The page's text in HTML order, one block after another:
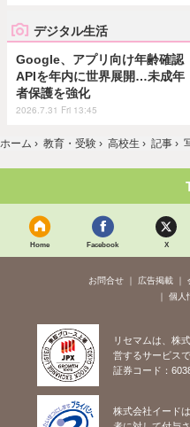
デジタル生活
Google、アプリ向け年齢確認
APIを年内に世界展開…未成年
者保護を強化
2026.7.31 Fri 13:45
ホーム › 教育・受験 › 高校生 › 記事 ›
Home Facebook X
お問合せ 広告掲載
個人
リセマムは、株
営するサービスで
証券コード：
株式会社イード